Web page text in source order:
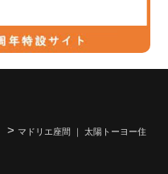
> マドリエ座間 ｜ 太陽トーヨー住